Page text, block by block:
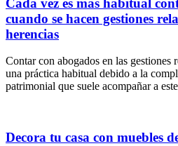
cuando se hacen gestiones
herencias
Contar con abogados en las gestiones
una práctica habitual debido a la
patrimonial que suele acompañar a
Decora tu casa con muebles